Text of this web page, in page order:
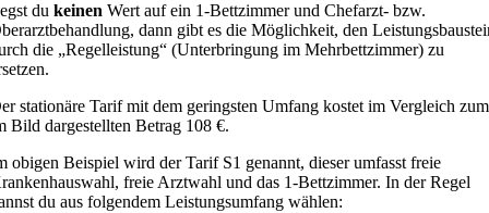
dukeinen Wert auf ein 1-Bettzimmer und Chefarzt- bzw.
dann gibt es die Möglichkeit, den
die „Regelleistung“ (Unterbringung im Mehrbettzimmer) zu
stationäre Tarif mit dem geringsten Umfang kostet im Vergleich zum
Bild dargestellten Betrag 108 €.
obigen Beispiel wird der Tarif S1 genannt, dieser umfasst freie
freie Arztwahl und das 1-Bettzimmer. In der Regel
du aus folgendem Leistungsumfang wählen: